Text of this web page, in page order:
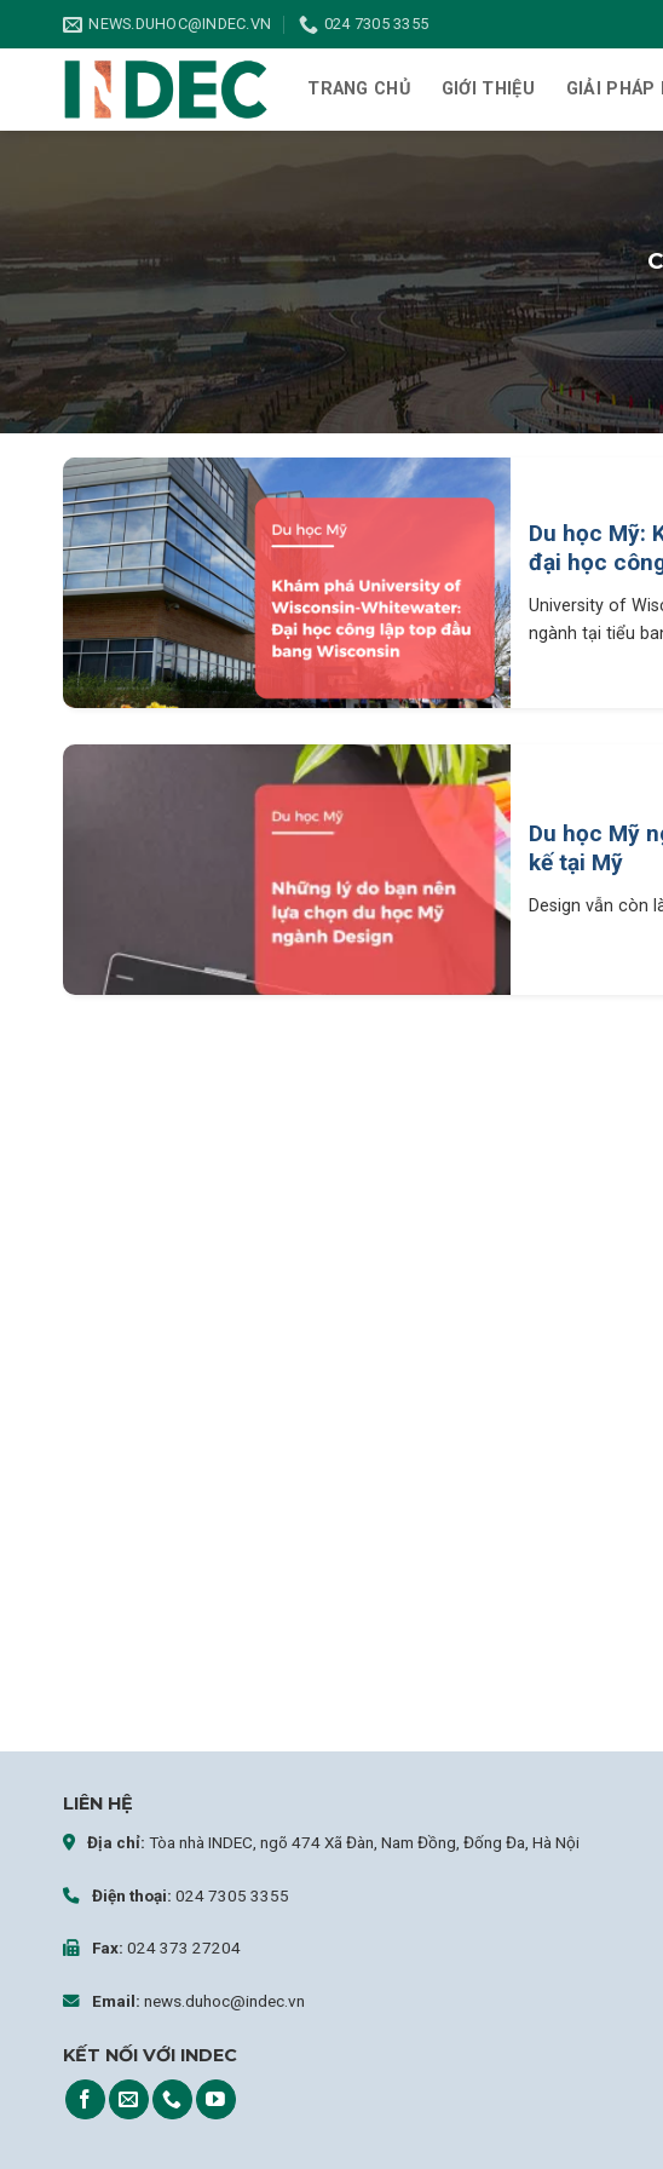
qua
NEWS.DUHOC@INDEC.VN 024 7305 3355
TRANG CHỦ GIỚI THIỆU GIẢI PHÁP
Du học Mỹ:
đại học
University of
ngành tại tiểu
Du học Mỹ
kế tại Mỹ
Design vẫn còn
LIÊN HỆ
Địa chỉ: Tòa nhà INDEC, ngõ 474 Xã Đàn, Nam Đồng, Đống Đa, Hà Nội
Điện thoại: 024 7305 3355
Fax: 024 373 27204
Email: news.duhoc@indec.vn
KẾT NỐI VỚI INDEC